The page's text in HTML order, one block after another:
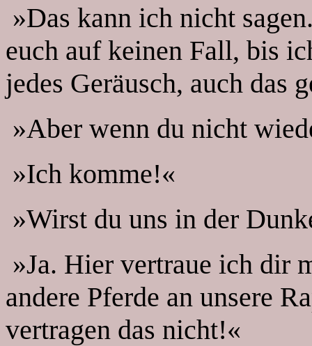
»Das kann ich nicht
euch auf keinen Fall, bis
jedes Geräusch, auch das
»Aber wenn du nicht
»Ich komme!«
»Wirst du uns in der
»Ja. Hier vertraue ich dir
andere Pferde an unsere
vertragen das nicht!«